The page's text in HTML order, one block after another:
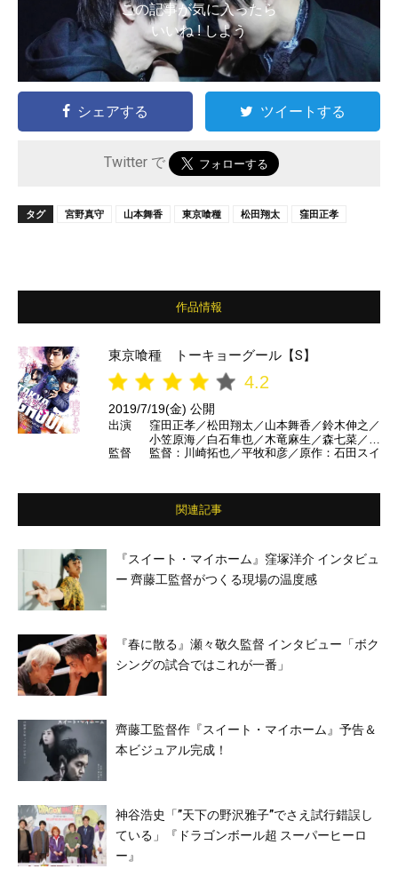
この記事が気に入ったら
いいね ! しよう
シェアする ツイートする
Twitter で
タグ 宮野真守 山本舞香 東京喰種 松田翔太 窪田正孝
作品情報
東京喰種 トーキョーグール【S】
4.2
2019/7/19(金) 公開
出演
窪田正孝／松田翔太／山本舞香／鈴木伸之／
小笠原海／白石隼也／木竜麻生／森七菜／桜
田ひより／村井國夫／知英／マギー／ダンカ
監督 監督：川崎拓也／平牧和彦／原作：石田スイ
関連記事
『スイート・マイホーム』窪塚洋介 インタビュ
ー 齊藤工監督がつくる現場の温度感
『春に散る』瀬々敬久監督 インタビュー「ボク
シングの試合ではこれが一番」
齊藤工監督作『スイート・マイホーム』予告＆
本ビジュアル完成！
神谷浩史「”天下の野沢雅子”でさえ試行錯誤し
ている」『ドラゴンボール超 スーパーヒーロ
ー』